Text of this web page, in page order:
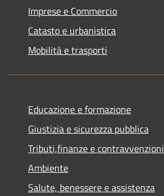
Imprese e Commercio
Catasto e urbanistica
Mobilità e trasporti
Educazione e formazione
Giustizia e sicurezza pubblica
Tributi,finanze e contravvenzioni
Ambiente
Salute, benessere e assistenza